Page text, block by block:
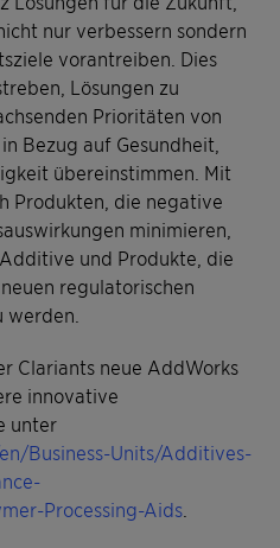
nur verbessern sondern
vorantreiben. Dies
Lösungen zu
Prioritäten von
Bezug auf Gesundheit,
übereinstimmen. Mit
Produkten, die negative
minimieren,
und Produkte, die
regulatorischen
Clariants neue AddWorks
innovative
unter
Business-Units/Additives-
Processing-Aids